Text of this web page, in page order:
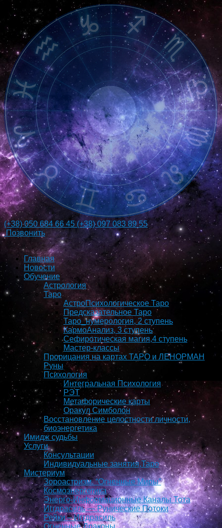
(+38)050 684 66 45 (+38)097 083 89 55
Позвонить
Главная
Новости
Обучение
Астрология
Таро
АстроПсихологическое Таро
Предсказательное Таро
Таро_нумерология, 2 ступень
КармоAнализ, 3 ступень
Сефиротическая магия,4 ступень
Мастер-классы
Прорицания на картах ТАРО и ЛЕНОРМАН
Руны
Психология
Интегральная Психология
РЭТ
Метафорические карты
Оракул Симболон
Восстановление целостности личности,
биоэнергетика
Имидж судьбы
Услуги
Консультации
Индивидуальные занятия,Таро
Мистериум
Зороастризм. “Огненные Миры”
Космоэнергетика
Энерго-Информационные Каналы Тота
Иггдрасиль — Рунические Потоки
Рейки – Иггдрасиль
Огненные Драконы